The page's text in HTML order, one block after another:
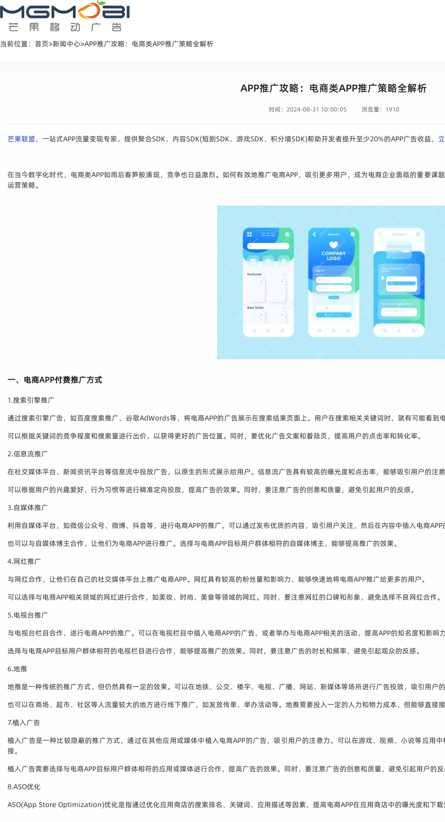
当前位置： 首页>新闻中心>APP推广攻略：电商类APP推广策略全解析
APP推广攻略：电商类APP推广策略全解析
时间：2024-08-31 10:00:05 浏览量：1910
芒果联盟，一站式APP流量变现专家，提供聚合SDK、内容SDK(短剧SDK、游戏SDK、积分墙SDK)帮助开发者提升至少20%的APP广告收益，
在当今数字化时代，电商类APP如雨后春笋般涌现，竞争也日益激烈。如何有效地推广电商APP，吸引更多用户，成为电商企业面临的重要课
运营策略。
一、电商APP付费推广方式
1.搜索引擎推广
通过搜索引擎广告，如百度搜索推广、谷歌AdWords等，将电商APP的广告展示在搜索结果页面上。用户在搜索相关关键词时，就有可能看到
可以根据关键词的竞争程度和搜索量进行出价，以获得更好的广告位置。同时，要优化广告文案和着陆页，提高用户的点击率和转化率。
2.信息流推广
在社交媒体平台、新闻资讯平台等信息流中投放广告，以原生的形式展示给用户。信息流广告具有较高的曝光度和点击率，能够吸引用户的注意
可以根据用户的兴趣爱好、行为习惯等进行精准定向投放，提高广告的效果。同时，要注意广告的创意和质量，避免引起用户的反感。
3.自媒体推广
利用自媒体平台，如微信公众号、微博、抖音等，进行电商APP的推广。可以通过发布优质的内容，吸引用户关注，然后在内容中插入电商APP
也可以与自媒体博主合作，让他们为电商APP进行推广。选择与电商APP目标用户群体相符的自媒体博主，能够提高推广的效果。
4.网红推广
与网红合作，让他们在自己的社交媒体平台上推广电商APP。网红具有较高的粉丝量和影响力，能够快速地将电商APP推广给更多的用户。
可以选择与电商APP相关领域的网红进行合作，如美妆、时尚、美食等领域的网红。同时，要注意网红的口碑和形象，避免选择不良网红合作。
5.电视台推广
与电视台栏目合作，进行电商APP的推广。可以在电视栏目中插入电商APP的广告，或者举办与电商APP相关的活动，提高APP的知名度和影响力
选择与电商APP目标用户群体相符的电视栏目进行合作，能够提高推广的效果。同时，要注意广告的时长和频率，避免引起观众的反感。
6.地推
地推是一种传统的推广方式，但仍然具有一定的效果。可以在地铁、公交、楼宇、电视、广播、网站、新媒体等场所进行广告投放，吸引用户的
也可以在商场、超市、社区等人流量较大的地方进行线下推广，如发放传单、举办活动等。地推需要投入一定的人力和物力成本，但能够直接
7.植入广告
植入广告是一种比较隐蔽的推广方式，通过在其他应用或媒体中植入电商APP的广告，吸引用户的注意力。可以在游戏、视频、小说等应用
接。
植入广告需要选择与电商APP目标用户群体相符的应用或媒体进行合作，提高广告的效果。同时，要注意广告的创意和质量，避免引起用户的反
8.ASO优化
ASO(App Store Optimization)优化是指通过优化应用商店的搜索排名、关键词、应用描述等因素，提高电商APP在应用商店中的曝光度和下载